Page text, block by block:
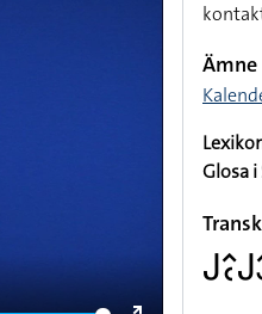
Ämne
Glosa i